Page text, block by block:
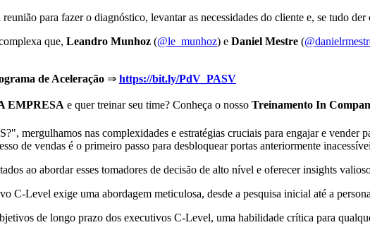
para fazer o diagnóstico, levantar as necessidades do cliente e, se tudo
que, Leandro Munhoz (@le_munhoz) e Daniel Mestre (
de Aceleração ⇒ https://bit.ly/PdV_PASV
EMPRESA e quer treinar seu time? Conheça o nosso Treinamento In
nas complexidades e estratégias cruciais para engajar e vender
de vendas é o primeiro passo para desbloquear portas anteriormente
ao abordar esses tomadores de decisão de alto nível e oferecer insights
C-Level exige uma abordagem meticulosa, desde a pesquisa inicial até a
de longo prazo dos executivos C-Level, uma habilidade crítica para